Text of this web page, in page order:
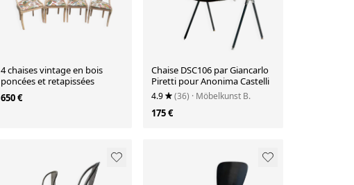
4 chaises vintage en bois
poncées et retapissées
650 €
Chaise DSC106 par Giancarlo
Piretti pour Anonima Castelli
4.9 (36) · Möbelkunst B.
175 €